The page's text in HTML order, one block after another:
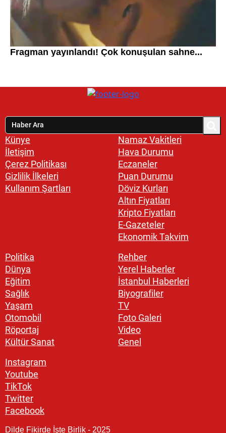
Künye
İletişim
Çerez Politikası
Gizlilik İlkeleri
Kullanım Şartları
Namaz Vakitleri
Hava Durumu
Eczaneler
Puan Durumu
Döviz Kurları
Altın Fiyatları
Kripto Fiyatları
E-Gazeteler
Ekonomik Takvim
Politika
Dünya
Eğitim
Sağlık
Yaşam
Otomobil
Röportaj
Kültür Sanat
Rehber
Yerel Haberler
İstanbul Haberleri
Biyografiler
TV
Foto Galeri
Video
Genel
Instagram
Youtube
TikTok
Twitter
Facebook
Dilde Fikirde İşte Birlik - 2025